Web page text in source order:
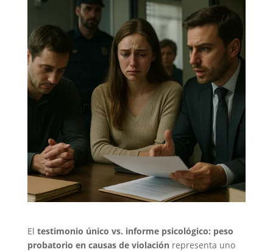
El testimonio único vs. informe psicológico: peso
probatorio en causas de violaciónrepresenta uno